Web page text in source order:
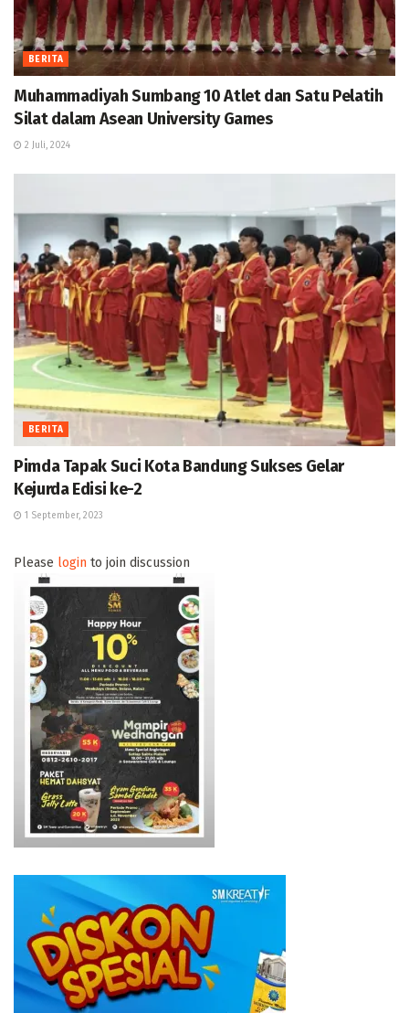
BERITA
Muhammadiyah Sumbang 10 Atlet dan Satu Pelatih
Silat dalam Asean University Games
2 Juli, 2024
BERITA
Pimda Tapak Suci Kota Bandung Sukses Gelar
Kejurda Edisi ke-2
1 September, 2023
Please login to join discussion